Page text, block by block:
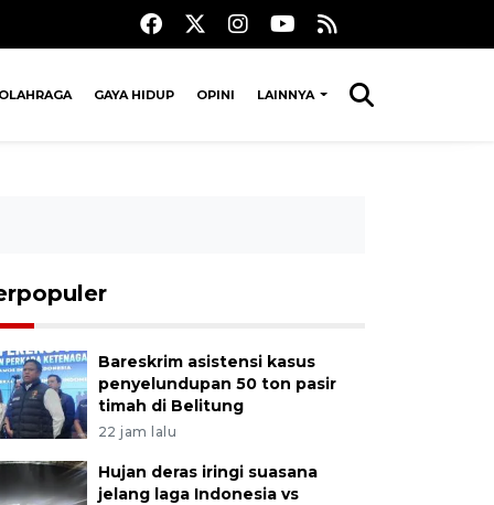
OLAHRAGA GAYA HIDUP OPINI LAINNYA
Bareskrim asistensi kasus
penyelundupan 50 ton pasir
timah di Belitung
22 jam lalu
Hujan deras iringi suasana
jelang laga Indonesia vs